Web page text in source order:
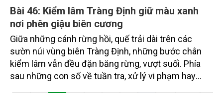
Bài 46: Kiểm lâm Tràng Định giữ màu xanh
nơi phên giậu biên cương
Giữa những cánh rừng hồi, quế trải dài trên các
sườn núi vùng biên Tràng Định, những bước chân
kiểm lâm vẫn đều đặn băng rừng, vượt suối. Phía
sau những con số về tuần tra, xử lý vi phạm hay